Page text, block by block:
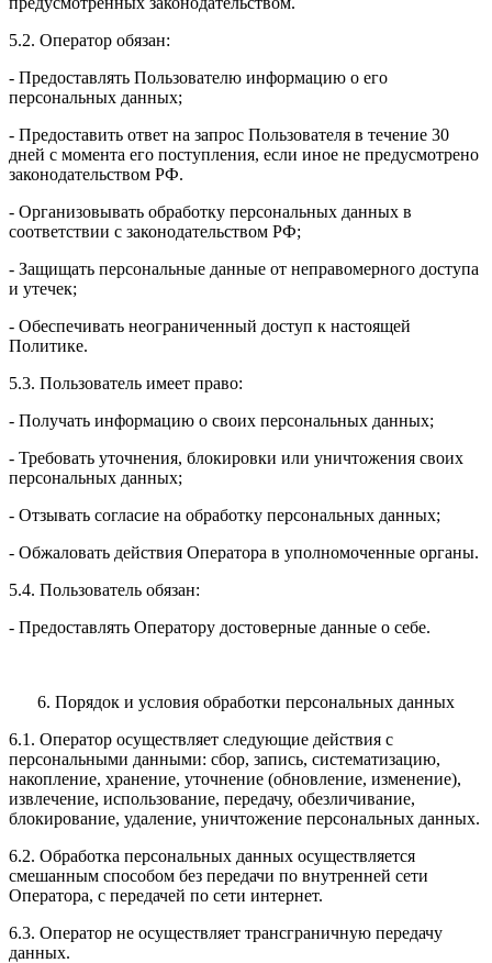
5.2. Оператор обязан:
- Предоставлять Пользователю информацию о его
персональных данных;
- Предоставить ответ на запрос Пользователя в течение 30
дней с момента его поступления, если иное не предусмотрено
законодательством РФ.
- Организовывать обработку персональных данных в
соответствии с законодательством РФ;
- Защищать персональные данные от неправомерного доступа
и утечек;
- Обеспечивать неограниченный доступ к настоящей
Политике.
5.3. Пользователь имеет право:
- Получать информацию о своих персональных данных;
- Требовать уточнения, блокировки или уничтожения своих
персональных данных;
- Отзывать согласие на обработку персональных данных;
- Обжаловать действия Оператора в уполномоченные органы.
5.4. Пользователь обязан:
- Предоставлять Оператору достоверные данные о себе.
6. Порядок и условия обработки персональных данных
6.1. Оператор осуществляет следующие действия с
персональными данными: сбор, запись, систематизацию,
накопление, хранение, уточнение (обновление, изменение),
извлечение, использование, передачу, обезличивание,
блокирование, удаление, уничтожение персональных данных.
6.2. Обработка персональных данных осуществляется
смешанным способом без передачи по внутренней сети
Оператора, с передачей по сети интернет.
6.3. Оператор не осуществляет трансграничную передачу
данных.